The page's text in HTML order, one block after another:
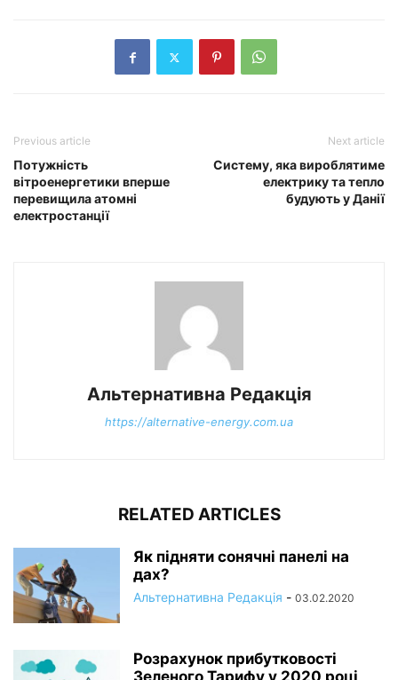
Previous article
Потужність
вітроенергетики вперше
перевищила атомні
електростанції
Next article
Систему, яка вироблятиме
електрику та тепло
будують у Данії
Альтернативна Редакція
https://alternative-energy.com.ua
RELATED ARTICLES
Як підняти сонячні панелі на
дах?
Альтернативна Редакція - 03.02.2020
Розрахунок прибутковості